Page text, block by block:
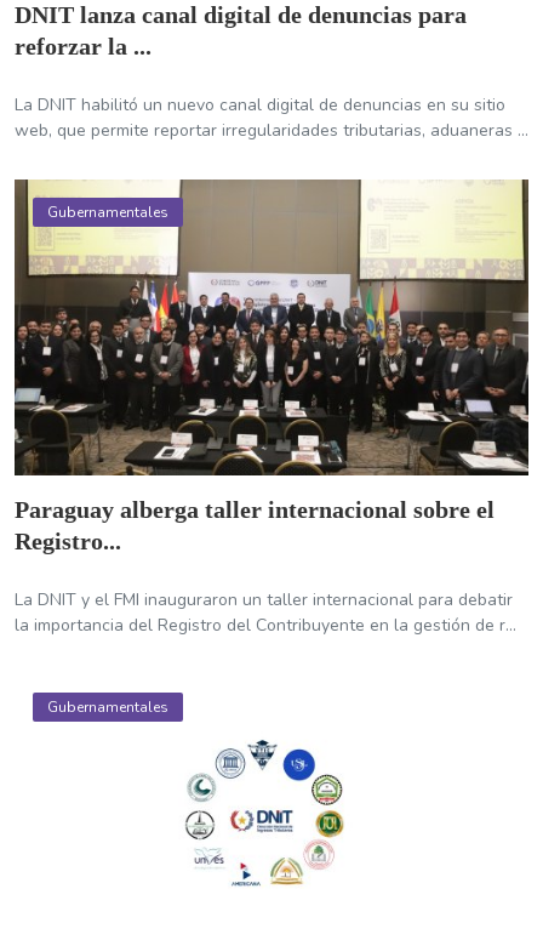
DNIT lanza canal digital de denuncias para
reforzar la ...
La DNIT habilitó un nuevo canal digital de denuncias en su sitio
web, que permite reportar irregularidades tributarias, aduaneras ...
Gubernamentales
Paraguay alberga taller internacional sobre el
Registro...
La DNIT y el FMI inauguraron un taller internacional para debatir
la importancia del Registro del Contribuyente en la gestión de r...
Gubernamentales